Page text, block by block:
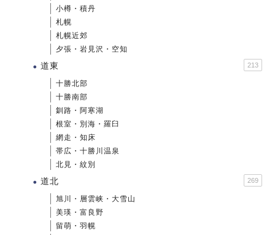
小樽・積丹
札幌
札幌近郊
夕張・岩見沢・空知
道東 213
十勝北部
十勝南部
釧路・阿寒湖
根室・別海・羅臼
網走・知床
帯広・十勝川温泉
北見・紋別
道北 269
旭川・層雲峡・大雪山
美瑛・富良野
留萌・羽幌